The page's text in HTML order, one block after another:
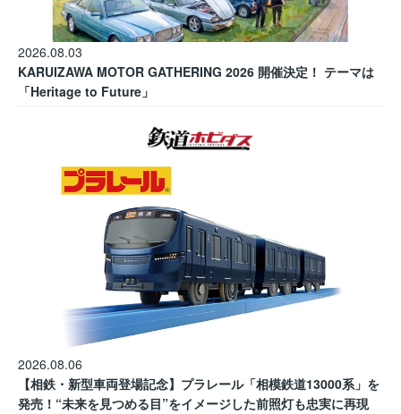
2026.08.03
KARUIZAWA MOTOR GATHERING 2026 開催決定！ テーマは
「Heritage to Future」
2026.08.06
【相鉄・新型車両登場記念】プラレール「相模鉄道13000系」を
発売！“未来を見つめる目”をイメージした前照灯も忠実に再現